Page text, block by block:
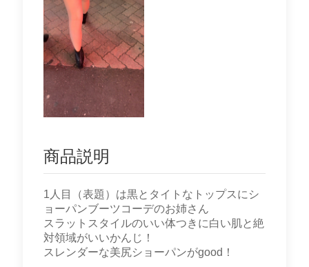
商品説明
1人目（表題）は黒とタイトなトップスにシ
ョーパンブーツコーデのお姉さん
スラットスタイルのいい体つきに白い肌と絶
対領域がいいかんじ！
スレンダーな美尻ショーパンがgood！